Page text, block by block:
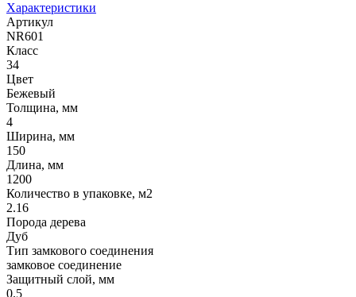
Характеристики
Артикул
NR601
Класс
34
Цвет
Бежевый
Толщина, мм
4
Ширина, мм
150
Длина, мм
1200
Количество в упаковке, м2
2.16
Порода дерева
Дуб
Тип замкового соединения
замковое соединение
Защитный слой, мм
0.5